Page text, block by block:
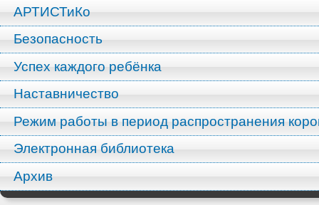
АРТИСТиКо
Безопасность
Успех каждого ребёнка
Наставничество
Режим работы в период распространения
Электронная библиотека
Архив